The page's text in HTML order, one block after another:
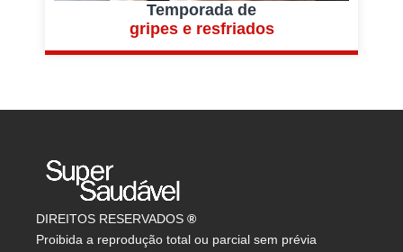
Temporada de
gripes e resfriados
DIREITOS RESERVADOS ®
Proibida a reprodução total ou parcial sem prévia